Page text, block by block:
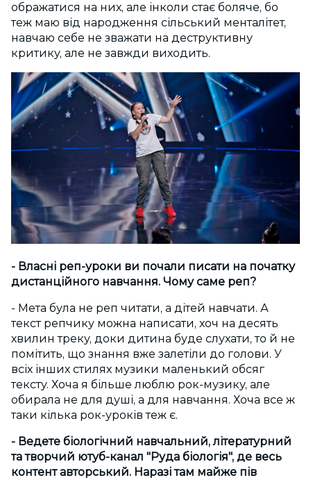
ображатися на них, але інколи стає боляче, бо
теж маю від народження сільський менталітет,
навчаю себе не зважати на деструктивну
критику, але не завжди виходить.
- Власні реп-уроки ви почали писати на початку
дистанційного навчання. Чому саме реп?
- Мета була не реп читати, а дітей навчати. А
текст репчику можна написати, хоч на десять
хвилин треку, доки дитина буде слухати, то й не
помітить, що знання вже залетіли до голови. У
всіх інших стилях музики маленький обсяг
тексту. Хоча я більше люблю рок-музику, але
обирала не для душі, а для навчання. Хоча все ж
таки кілька рок-уроків теж є.
- Ведете біологічний навчальний, літературний
та творчий ютуб-канал "Руда біологія", де весь
контент авторський. Наразі там майже пів